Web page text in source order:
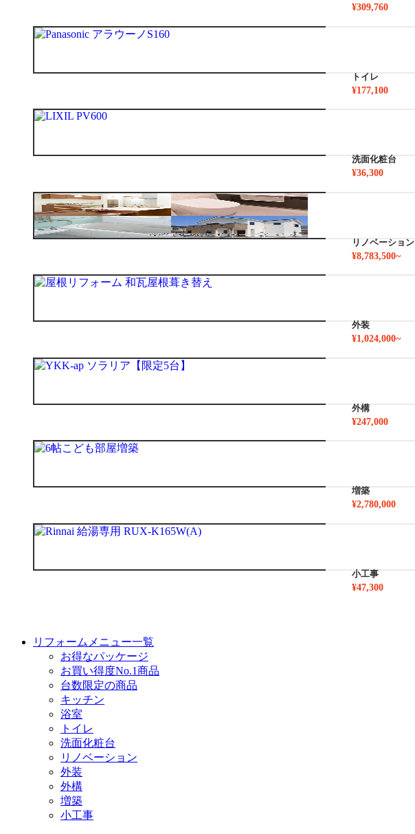
¥309,760
トイレ
¥177,100
洗面化粧台
¥36,300
リノベーション
¥8,783,500~
外装
¥1,024,000~
外構
¥247,000
増築
¥2,780,000
小工事
¥47,300
リフォームメニュー一覧
お得なパッケージ
お買い得度No.1商品
台数限定の商品
キッチン
浴室
トイレ
洗面化粧台
リノベーション
外装
外構
増築
小工事